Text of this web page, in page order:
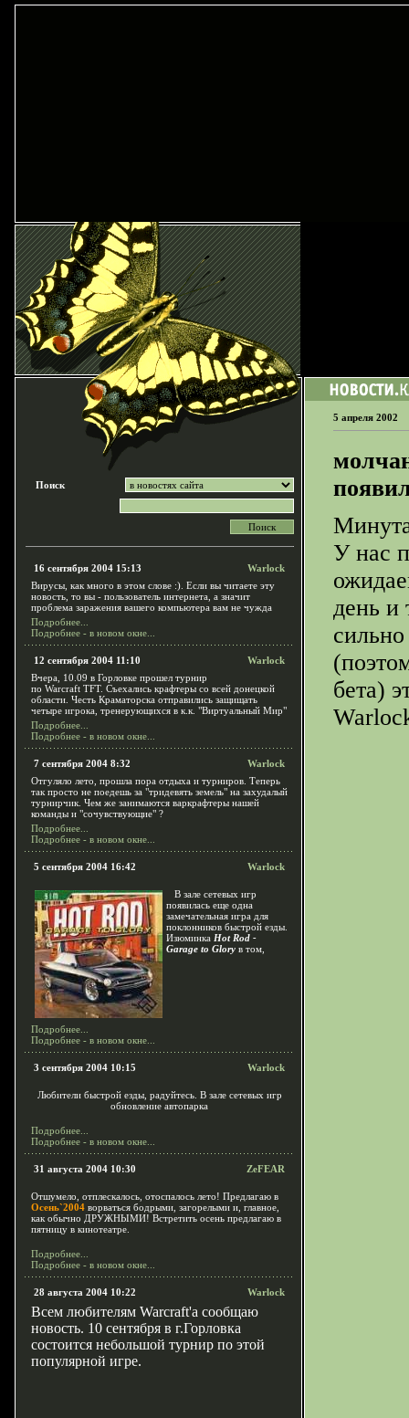
Поиск
16 сентября 2004 15:13
Warlock
Вирусы, как много в этом слове :). Если вы читаете эту
новость, то вы - пользователь интернета, а значит
проблема заражения вашего компьютера вам не чужда
Подробнее...
Подробнее - в новом окне...
12 сентября 2004 11:10
Warlock
Вчера, 10.09 в Горловке прошел турнир
по Warcraft TFT. Съехались крафтеры со всей донецкой
области. Честь Краматорска отправились защищать
четыре игрока, тренерующихся в к.к. "Виртуальный Мир"
Подробнее...
Подробнее - в новом окне...
7 сентября 2004 8:32
Warlock
Отгуляло лето, прошла пора отдыха и турниров. Теперь
так просто не поедешь за "тридевять земель" на захудалый
турнирчик. Чем же занимаются варкрафтеры нашей
команды и "сочувствующие" ?
Подробнее...
Подробнее - в новом окне...
5 сентября 2004 16:42 Warlock
В зале сетевых игр
появилась еще одна
замечательная игра для
поклонников быстрой езды.
Изюминка Hot Rod -
Garage to Glory в том,
Подробнее...
Подробнее - в новом окне...
3 сентября 2004 10:15 Warlock
Любители быстрой езды, радуйтесь. В зале сетевых игр
обновление автопарка
Подробнее...
Подробнее - в новом окне...
31 августа 2004 10:30 ZeFEAR
Отшумело, отплескалось, отоспалось лето! Предлагаю в
Осень`2004 ворваться бодрыми, загорелыми и, главное,
как обычно ДРУЖНЫМИ! Встретить осень предлагаю в
пятницу в кинотеатре.
Подробнее...
Подробнее - в новом окне...
28 августа 2004 10:22 Warlock
Всем любителям Warcraft'a сообщаю
новость. 10 cентября в г.Горловка
состоится небольшой турнир по этой
популярной игре.
5 апреля 2002
У нас
день и
бета)